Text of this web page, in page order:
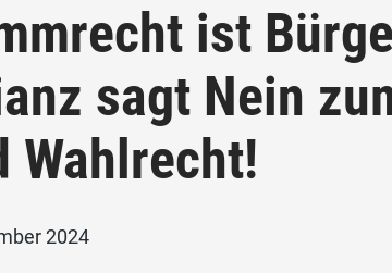
ist
sagt Nein
Wahlrecht!
2024